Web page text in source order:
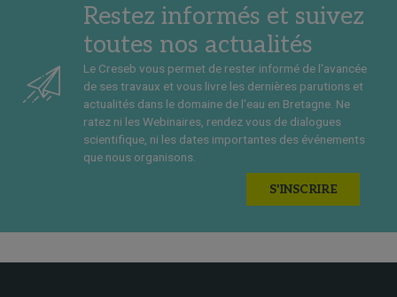
Restez informés et suivez
toutes nos actualités
Le Creseb vous permet de rester informé de l'avancée
de ses travaux et vous livre les dernières parutions et
actualités dans le domaine de l'eau en Bretagne. Ne
ratez ni les Webinaires, rendez vous de dialogues
scientifique, ni les dates importantes des événements
que nous organisons.
S'INSCRIRE